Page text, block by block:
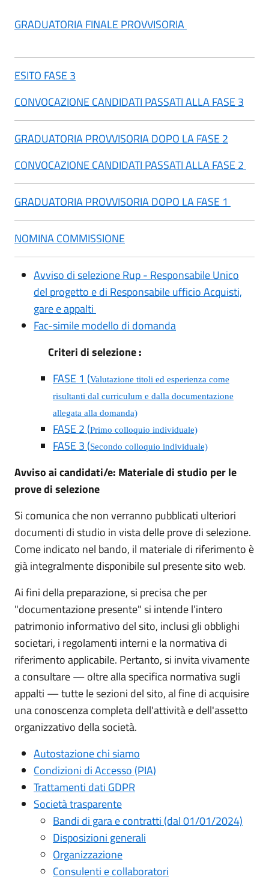
GRADUATORIA FINALE PROVVISORIA
ESITO FASE 3
CONVOCAZIONE CANDIDATI PASSATI ALLA FASE 3
GRADUATORIA PROVVISORIA DOPO LA FASE 2
CONVOCAZIONE CANDIDATI PASSATI ALLA FASE 2
GRADUATORIA PROVVISORIA DOPO LA FASE 1
NOMINA COMMISSIONE
Avviso di selezione Rup - Responsabile Unico
del progetto e di Responsabile ufficio Acquisti,
gare e appalti
Fac-simile modello di domanda
Criteri di selezione :
FASE 1 (Valutazione titoli ed esperienza come
risultanti dal curriculum e dalla documentazione
allegata alla domanda)
FASE 2 (Primo colloquio individuale)
FASE 3 (Secondo colloquio individuale)
Avviso ai candidati/e: Materiale di studio per le
prove di selezione
Si comunica che non verranno pubblicati ulteriori
documenti di studio in vista delle prove di selezione.
Come indicato nel bando, il materiale di riferimento è
già integralmente disponibile sul presente sito web.
Ai fini della preparazione, si precisa che per
"documentazione presente" si intende l’intero
patrimonio informativo del sito, inclusi gli obblighi
societari, i regolamenti interni e la normativa di
riferimento applicabile. Pertanto, si invita vivamente
a consultare — oltre alla specifica normativa sugli
appalti — tutte le sezioni del sito, al fine di acquisire
una conoscenza completa dell'attività e dell'assetto
organizzativo della società.
Autostazione chi siamo
Condizioni di Accesso (PIA)
Trattamenti dati GDPR
Società trasparente
Bandi di gara e contratti (dal 01/01/2024)
Disposizioni generali
Organizzazione
Consulenti e collaboratori